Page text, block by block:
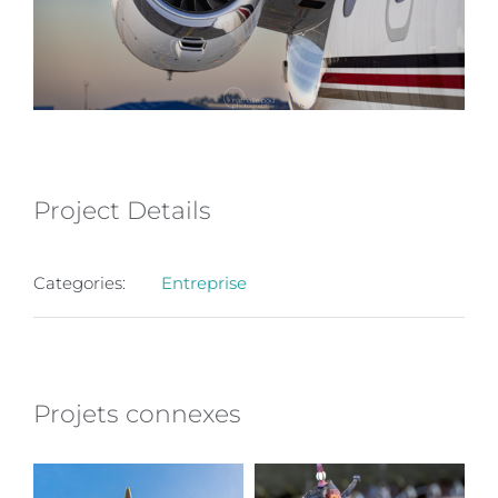
Project Details
Categories: Entreprise
Projets connexes